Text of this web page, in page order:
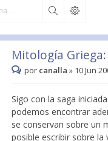
Mitología Griega:
por canalla » 10 Jun
Sigo con la saga
podemos encontrar
se conservan sobre un
posible escribir sobre